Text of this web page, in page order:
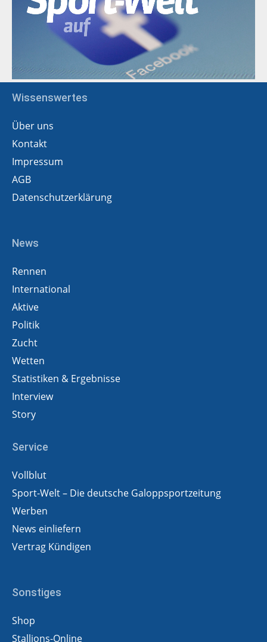
Wissenswertes
Über uns
Kontakt
Impressum
AGB
Datenschutzerklärung
News
Rennen
International
Aktive
Politik
Zucht
Wetten
Statistiken & Ergebnisse
Interview
Story
Service
Vollblut
Sport-Welt – Die deutsche Galoppsportzeitung
Werben
News einliefern
Vertrag Kündigen
Sonstiges
Shop
Stallions-Online